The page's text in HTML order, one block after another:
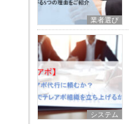
業者選び
システム